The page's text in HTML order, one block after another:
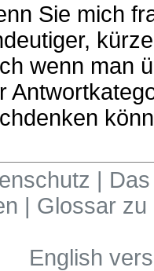
Sie mich
wenn man
|
| Glossar zu
English